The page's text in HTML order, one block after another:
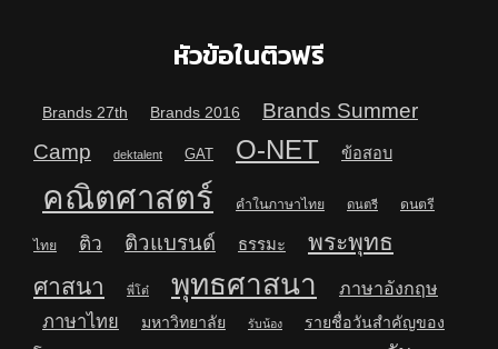
หัวข้อในติวฟรี
Brands 27th Brands 2016
Brands Summer
Camp
dektalent GAT O-NET ข้อสอบ
คณิตศาสตร์ คำในภาษาไทย ดนตรี ดนตรี
ไทย ติว ติวแบรนด์ ธรรมะ
พระพุทธ
ศาสนา
พี่โต๋ พุทธศาสนา ภาษาอังกฤษ
ภาษาไทย มหาวิทยาลัย รับน้อง
รายชื่อวันสำคัญของ